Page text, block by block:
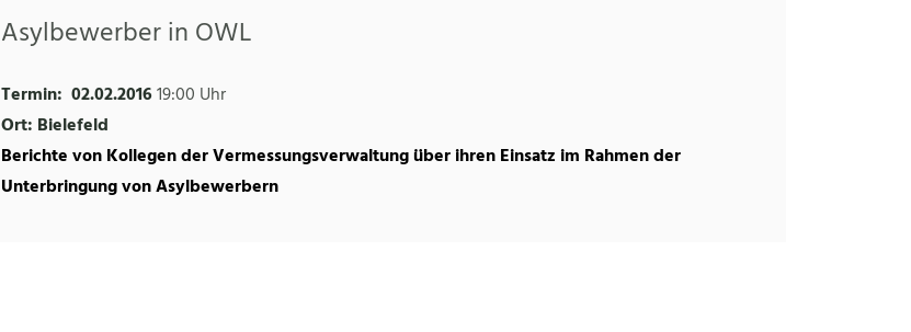
Asylbewerber in OWL
Termin: 02.02.201619:00 Uhr
Ort: Bielefeld
Berichte von Kollegen der Vermessungsverwaltung über ihren Einsatz im Rahmen der
Unterbringung von Asylbewerbern